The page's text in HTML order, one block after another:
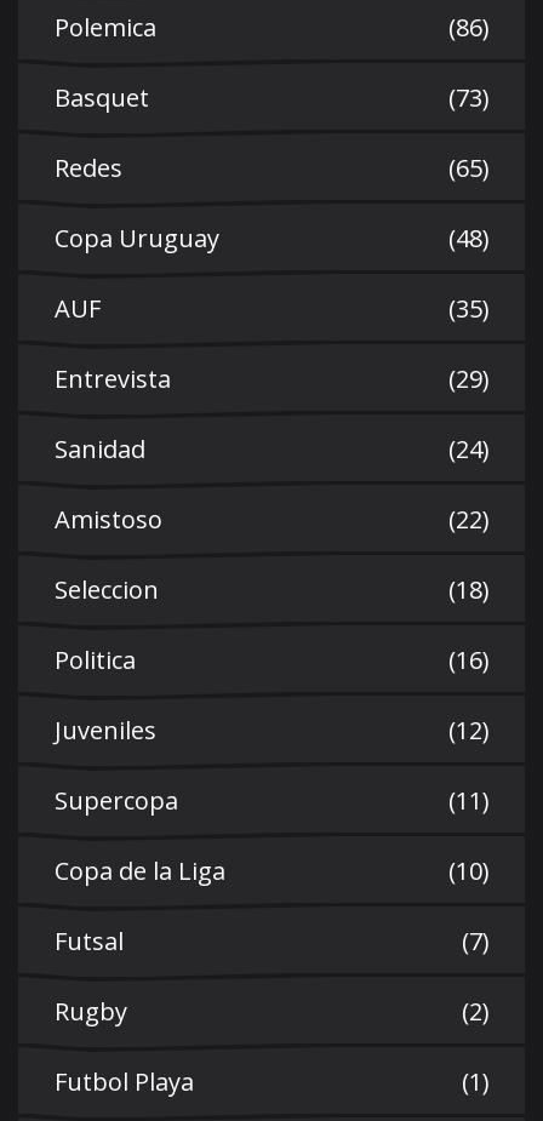
Polemica (86)
Basquet (73)
Redes (65)
Copa Uruguay (48)
AUF (35)
Entrevista (29)
Sanidad (24)
Amistoso (22)
Seleccion (18)
Politica (16)
Juveniles (12)
Supercopa (11)
Copa de la Liga (10)
Futsal (7)
Rugby (2)
Futbol Playa (1)